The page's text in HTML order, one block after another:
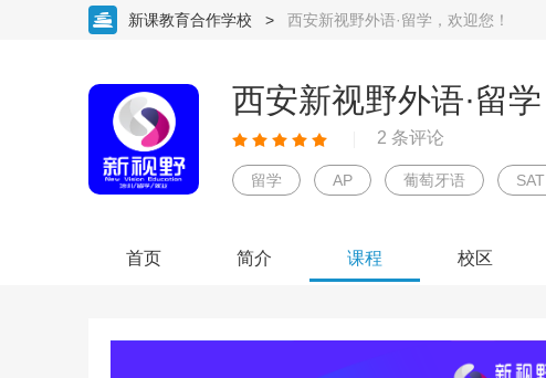
新课教育合作学校 > 西安新视野外语·留学，欢迎您！
西安新视野外语·留学
2 条评论
留学 AP 葡萄牙语 SAT
首页 简介 课程 校区